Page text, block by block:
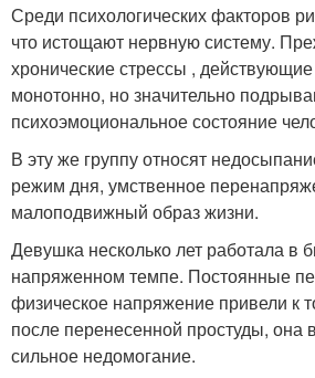
Среди психологических факторов
что истощают нервную систему.
хронические стрессы ,
монотонно, но значительно
психоэмоциональное состояние
В эту же группу относят
режим дня, умственное
малоподвижный образ жизни.
Девушка несколько лет работала в
напряженном темпе. Постоянные
физическое напряжение привели к
после перенесенной простуды, она
сильное недомогание.